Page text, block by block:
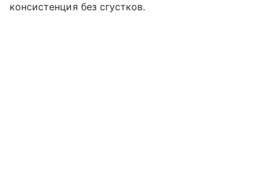
консистенция без сгустков.